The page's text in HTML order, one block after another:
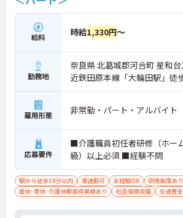
給料 時給1,330円～
勤務地
奈良県 北葛城郡河合町 星和
近鉄田原本線「大輪田駅」徒
雇用形態 非常勤・パート・アルバイト
応募要件
■介護職員初任者研修（ホー
級）以上必須 ■経験不問
駅から徒歩10分以内 車通勤可 未経験OK
研修制度あり
産休･育休･介護休暇取得実績あり
社会保険完備 交通費